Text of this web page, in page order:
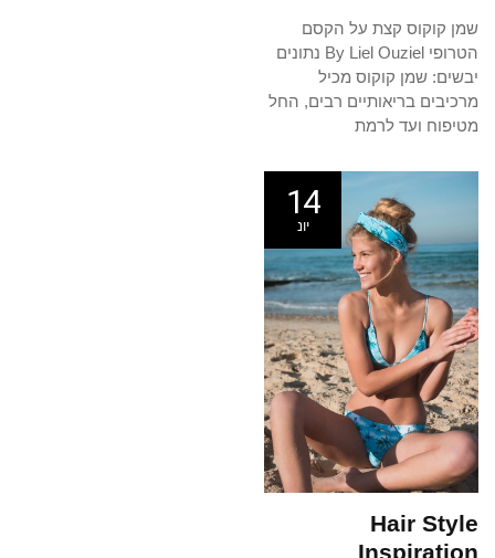
שמן קוקוס קצת על הקסם
הטרופי By Liel Ouziel נתונים
יבשים: שמן קוקוס מכיל
מרכיבים בריאותיים רבים, החל
מטיפוח ועד לרמת
14
יונ
Hair Style
Inspiration